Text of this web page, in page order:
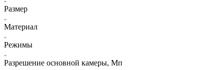
Размер
Материал
Режимы
Разрешение основной камеры, Мп